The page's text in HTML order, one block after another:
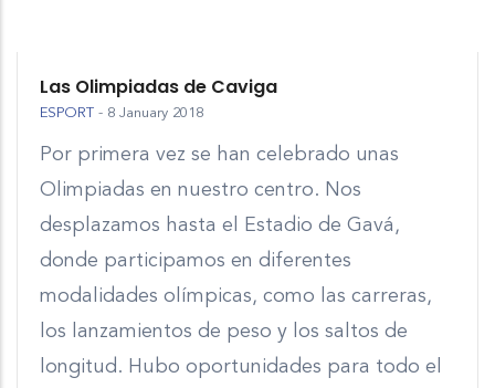
Las Olimpiadas de Caviga
ESPORT - 8 January 2018
Por primera vez se han celebrado unas
Olimpiadas en nuestro centro. Nos
desplazamos hasta el Estadio de Gavá,
donde participamos en diferentes
modalidades olímpicas, como las carreras,
los lanzamientos de peso y los saltos de
longitud. Hubo oportunidades para todo el